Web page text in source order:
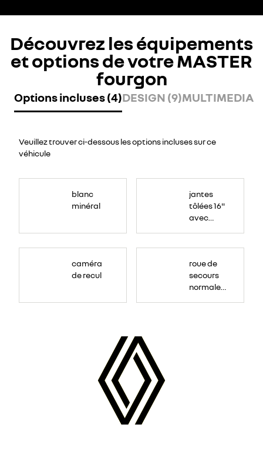
Découvrez les équipements
et options de votre MASTER
fourgon
Options incluses (4)DESIGN (9)MULTIMEDIA
Veuillez trouver ci-dessous les options incluses sur ce
véhicule
blanc
minéral
jantes
tôlées 16"
avec
caméra
de recul
roue de
secours
normale